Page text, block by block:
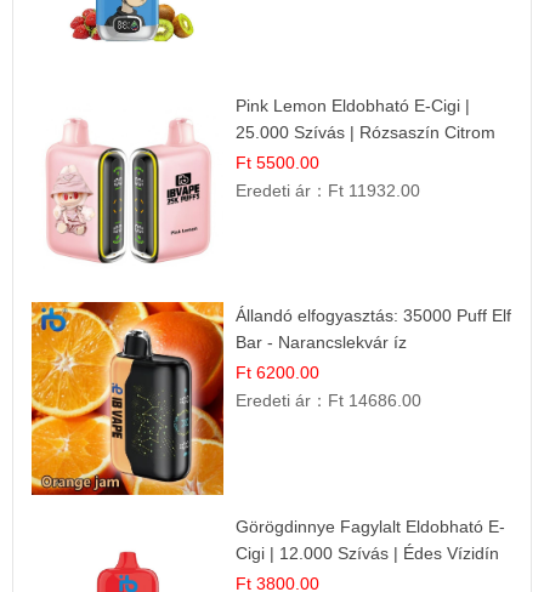
Pink Lemon Eldobható E-Cigi |
25.000 Szívás | Rózsaszín Citrom
Íz
Ft 5500.00
Eredeti ár： Ft 11932.00
Állandó elfogyasztás: 35000 Puff Elf
Bar - Narancslekvár íz
Ft 6200.00
Eredeti ár： Ft 14686.00
Görögdinnye Fagylalt Eldobható E-
Cigi | 12.000 Szívás | Édes Vízidín
Íz
Ft 3800.00